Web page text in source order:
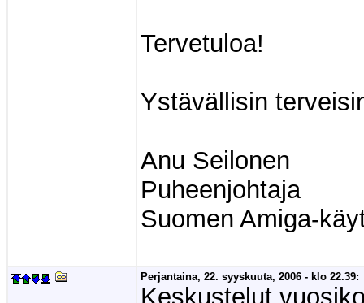
Tervetuloa!
Ystävällisin
Anu Seilonen
Puheenjohtaja
Suomen Amiga-
Perjantaina, 22. syyskuuta, 2006 - klo 22.39:
Keskustelut